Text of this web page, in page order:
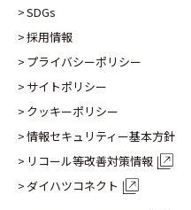
SDGs
採用情報
プライバシーポリシー
サイトポリシー
クッキーポリシー
情報セキュリティー基本方針
リコール等改善対策情報
ダイハツコネクト